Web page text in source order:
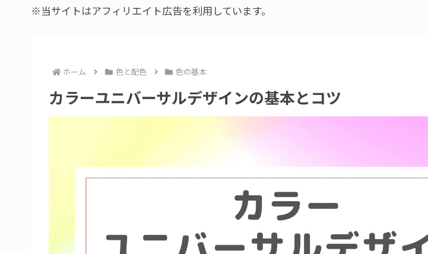
※当サイトはアフィリエイト広告を利用しています。
ホーム 色と配色 色の基本
カラーユニバーサルデザインの基本とコツ